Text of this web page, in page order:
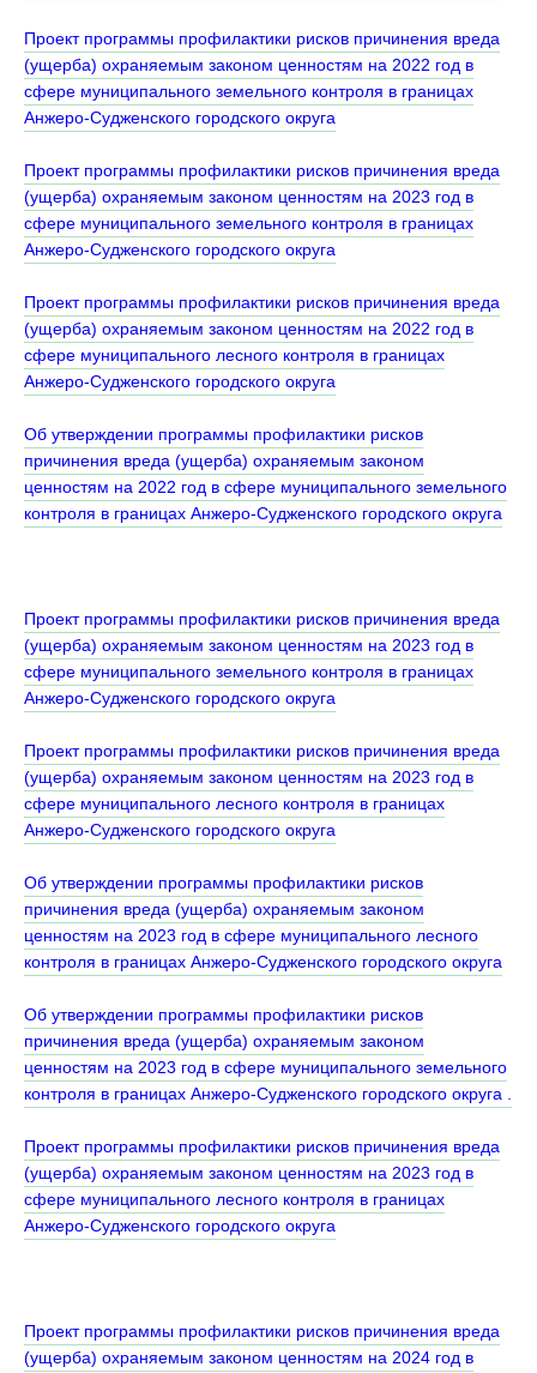
Проект программы профилактики рисков причинения вреда
(ущерба) охраняемым законом ценностям на 2022 год в
сфере муниципального земельного контроля в границах
Анжеро-Судженского городского округа
Проект программы профилактики рисков причинения вреда
(ущерба) охраняемым законом ценностям на 2023 год в
сфере муниципального земельного контроля в границах
Анжеро-Судженского городского округа
Проект программы профилактики рисков причинения вреда
(ущерба) охраняемым законом ценностям на 2022 год в
сфере муниципального лесного контроля в границах
Анжеро-Судженского городского округа
Об утверждении программы профилактики рисков
причинения вреда (ущерба) охраняемым законом
ценностям на 2022 год в сфере муниципального земельного
контроля в границах Анжеро-Судженского городского округа
Проект программы профилактики рисков причинения вреда
(ущерба) охраняемым законом ценностям на 2023 год в
сфере муниципального земельного контроля в границах
Анжеро-Судженского городского округа
Проект программы профилактики рисков причинения вреда
(ущерба) охраняемым законом ценностям на 2023 год в
сфере муниципального лесного контроля в границах
Анжеро-Судженского городского округа
Об утверждении программы профилактики рисков
причинения вреда (ущерба) охраняемым законом
ценностям на 2023 год в сфере муниципального лесного
контроля в границах Анжеро-Судженского городского округа
Об утверждении программы профилактики рисков
причинения вреда (ущерба) охраняемым законом
ценностям на 2023 год в сфере муниципального земельного
контроля в границах Анжеро-Судженского городского округа .
Проект программы профилактики рисков причинения вреда
(ущерба) охраняемым законом ценностям на 2023 год в
сфере муниципального лесного контроля в границах
Анжеро-Судженского городского округа
Проект программы профилактики рисков причинения вреда
(ущерба) охраняемым законом ценностям на 2024 год в